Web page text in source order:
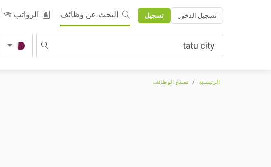
البحث عن وظائف الرواتب تسجيل الدخول تسجيل
الرئيسية تصفح الوظائف